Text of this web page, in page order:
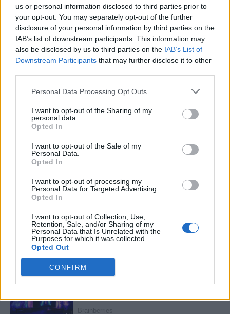
us or personal information disclosed to third parties prior to
your opt-out. You may separately opt-out of the further
disclosure of your personal information by third parties on the
IAB’s list of downstream participants. This information may
also be disclosed by us to third parties on the IAB’s List of
Downstream Participants that may further disclose it to other
Personal Data Processing Opt Outs
I want to opt-out of the Sharing of my
personal data.
Opted In
I want to opt-out of the Sale of my
Personal Data.
Opted In
I want to opt-out of processing my
Personal Data for Targeted Advertising.
Opted In
I want to opt-out of Collection, Use,
Retention, Sale, and/or Sharing of my
Personal Data that Is Unrelated with the
Purposes for which it was collected.
Opted Out
CONFIRM